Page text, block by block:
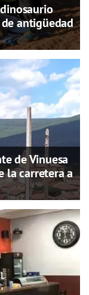
antigüedad
de Vinuesa
la carretera a